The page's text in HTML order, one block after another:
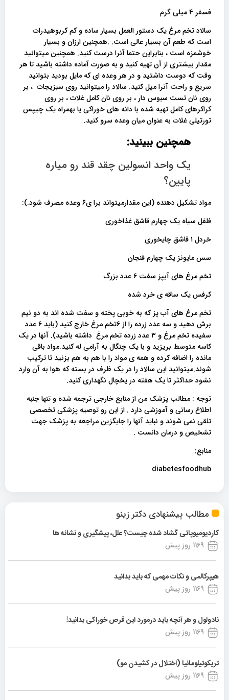
مطالب پیشنهادی دکتر زینو
کاردیومیوپاتی گشاد شده چیست؟ علل، پیشگیری و نشانه ها
1169 روز پیش
هیپرکالمی و نکات مهمی که باید بدانید
1169 روز پیش
نادولول و هر آنچه باید درمورد این قرص خوراکی بدانید!
1169 روز پیش
تریکوتیلومانیا (اختلال در کشیدن مو)
1169 روز پیش
فسفر ۴ میلی گرم
سالاد تخم مرغ یک دستور العمل بسیار ساده و کم کربوهیدرات
است که طعم آن بسیار عالی است. .همچنین ارزان و بسیار
خوشمزه است ، بنابراین حتما آنرا درست کنید. همچنین میتوانید
مقدار بیشتری از آن تهیه کنید و به صورت آماده داشته باشید تا هر
وقت که دوست داشتید و در هر وعده ای که مایل بودید بتوانید
سریع و راحت آنرا میل کنید. سالاد را میتوانید روی سبزیجات ، بر
روی نان تست سبوس دار ، بر روی نان کامل غلات ، بر روی
کراکرهای کامل تهیه شده با دانه های خوراکی یا بهمراه یک چیپس
تورتیلی غلات به عنوان میان وعده سرو کنید.
همچنین ببینید:
یک واحد انسولین چقد قند رو میاره
پایین؟
مواد تشکیل دهنده (این مقدارمیتواند برا ی۶ وعده مصرف شود.):
فلفل سیاه یک چهارم قاشق غذاخوری
خردل ۱ قاشق چایخوری
سس مایونز یک چهارم فنجان
تخم مرغ های آبپز سفت ۶ عدد بزرگ
کرفس یک ساقه ی خرد شده
تخم مرغ های آب پز که به خوبی پخته و سفت شده اند به دو نیم
برش دهید و سه عدد زرده را از ۶تخم مرغ خارج کنید (باید ۶ عدد
سفیده تخم مرغ و ۳ عدد زرده تخم مرغ داشته باشید). آنها در یک
کاسه متوسط بریزید و با یک چنگال به آرامی له کنید.مواد باقی
مانده را اضافه کرده و همه ی مواد را با هم به هم بزنید تا ترکیب
شوند.میتوانید این سالاد را در یک ظرف در بسته که هوا به آن وارد
نشود حداکثر تا یک هفته در یخچال نگهداری کنید.
توجه : مطالب پزشک من از منابع خارجی ترجمه شده و تنها جنبه
اطلاع رسانی و آموزشی دارد . از این رو توصیه پزشکی تخصصی
تلقی نمی شوند و نباید آنها را جایگزین مراجعه به پزشک جهت
تشخیص و درمان دانست .
منابع:
diabetesfoodhub